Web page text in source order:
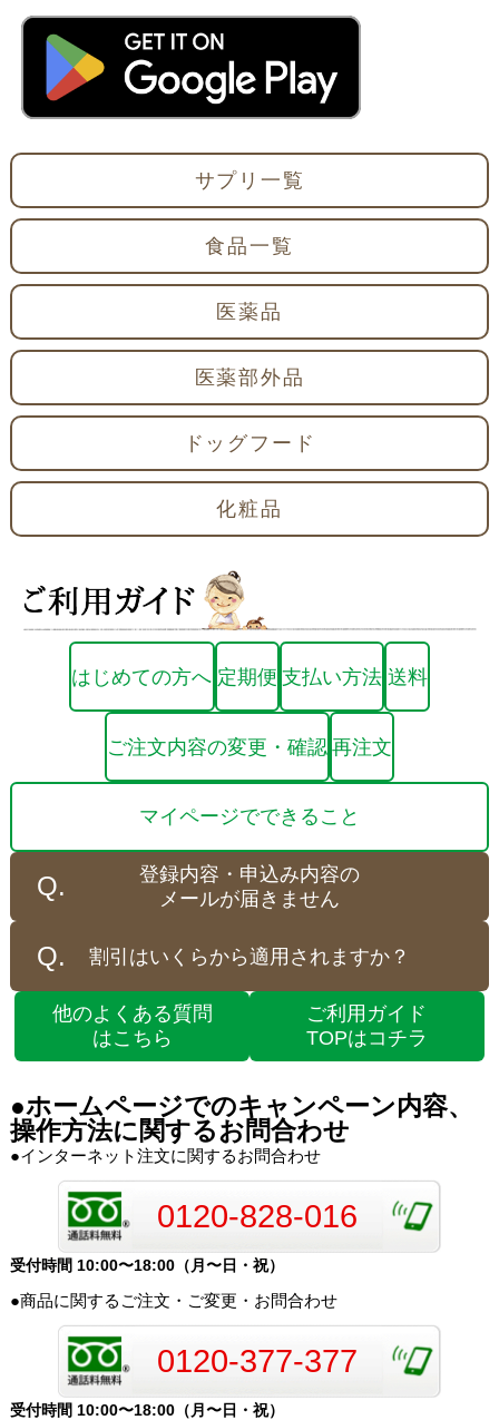
サプリ一覧
食品一覧
医薬品
医薬部外品
ドッグフード
化粧品
はじめての方へ 定期便 支払い方法 送料
ご注文内容の変更・確認 再注文
マイページでできること
登録内容・申込み内容の
メールが届きません
割引はいくらから適用されますか？
他のよくある質問
はこちら
ご利用ガイド
TOPはコチラ
●ホームページでのキャンペーン内容、
操作方法に関するお問合わせ
●インターネット注文に関するお問合わせ
0120-828-016
受付時間 10:00〜18:00（月〜日・祝）
●商品に関するご注文・ご変更・お問合わせ
0120-377-377
受付時間 10:00〜18:00（月〜日・祝）